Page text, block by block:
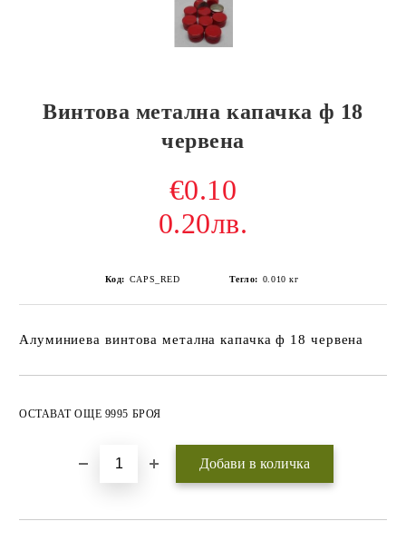
Винтова метална капачка ф 18
червена
€0.10
0.20лв.
Код: CAPS_RED Тегло: 0.010 кг
Алуминиева винтова метална капачка ф 18 червена
ОСТАВАТ ОЩЕ 9995 БРОЯ